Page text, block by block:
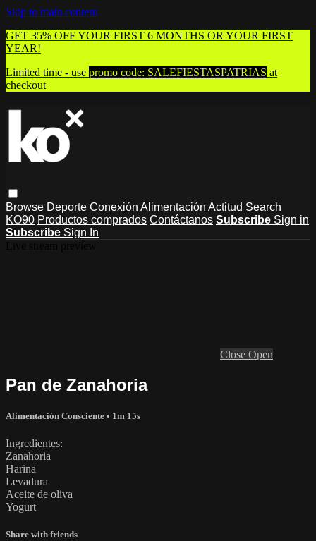
Skip to main content
GET 35% OFF YOUR FIRST 6 MONTHS OR YOUR FIRST
YEAR!
Limited time - use promo code: SALEFIESTASPATRIAS at
checkout
Browse Deporte Conexión Alimentación Actitud Search
KO90 Productos comprados Contáctanos Subscribe Sign in
Subscribe Sign In
Close Open
Pan de Zanahoria
Alimentación Consciente • 1m 15s
Ingredientes:
Zanahoria
Harina
Levadura
Aceite de oliva
Yogurt
Share with friends